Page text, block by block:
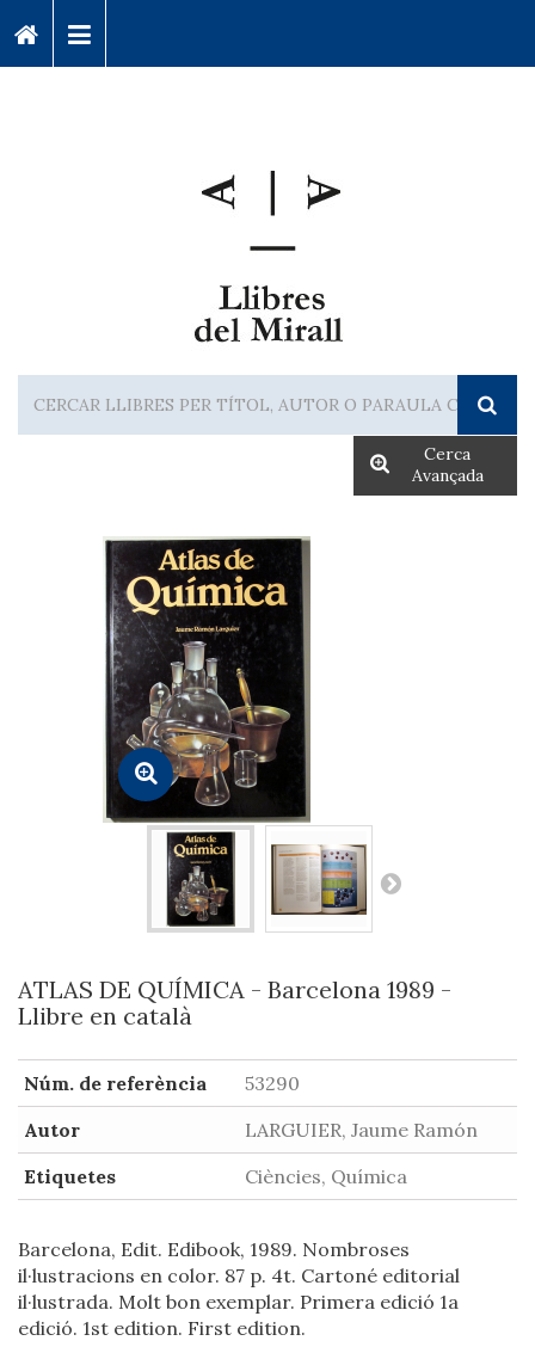
Cerca
Avançada
ATLAS DE QUÍMICA - Barcelona 1989 -
Llibre en català
Núm. de referència
53290
Autor
LARGUIER, Jaume Ramón
Etiquetes
Ciències, Química
Barcelona, Edit. Edibook, 1989. Nombroses
il·lustracions en color. 87 p. 4t. Cartoné editorial
il·lustrada. Molt bon exemplar. Primera edició 1a
edició. 1st edition. First edition.